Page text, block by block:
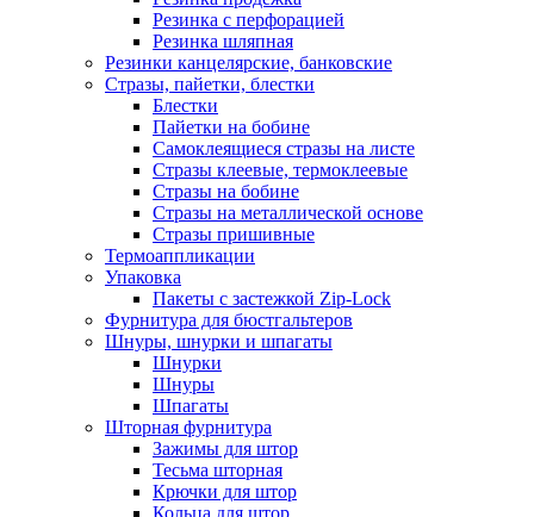
Резинка с перфорацией
Резинка шляпная
Резинки канцелярские, банковские
Стразы, пайетки, блестки
Блестки
Пайетки на бобине
Самоклеящиеся стразы на листе
Стразы клеевые, термоклеевые
Стразы на бобине
Стразы на металлической основе
Стразы пришивные
Термоаппликации
Упаковка
Пакеты с застежкой Zip-Lock
Фурнитура для бюстгальтеров
Шнуры, шнурки и шпагаты
Шнурки
Шнуры
Шпагаты
Шторная фурнитура
Зажимы для штор
Тесьма шторная
Крючки для штор
Кольца для штор